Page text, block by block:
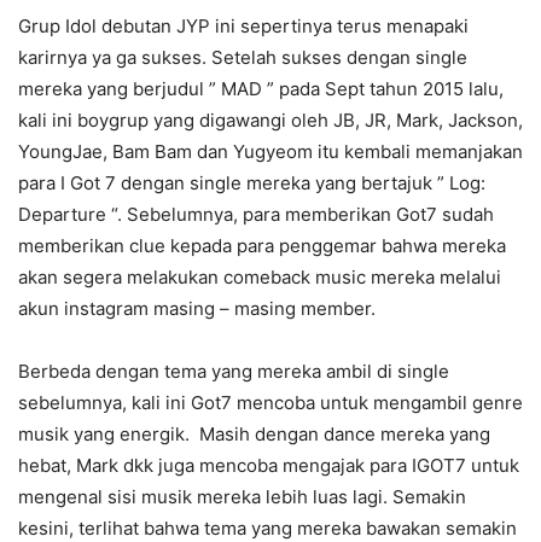
Grup Idol debutan JYP ini sepertinya terus menapaki
karirnya ya ga sukses. Setelah sukses dengan single
mereka yang berjudul ” MAD ” pada Sept tahun 2015 lalu,
kali ini boygrup yang digawangi oleh JB, JR, Mark, Jackson,
YoungJae, Bam Bam dan Yugyeom itu kembali memanjakan
para I Got 7 dengan single mereka yang bertajuk ” Log:
Departure “. Sebelumnya, para memberikan Got7 sudah
memberikan clue kepada para penggemar bahwa mereka
akan segera melakukan comeback music mereka melalui
akun instagram masing – masing member.
Berbeda dengan tema yang mereka ambil di single
sebelumnya, kali ini Got7 mencoba untuk mengambil genre
musik yang energik. Masih dengan dance mereka yang
hebat, Mark dkk juga mencoba mengajak para IGOT7 untuk
mengenal sisi musik mereka lebih luas lagi. Semakin
kesini, terlihat bahwa tema yang mereka bawakan semakin